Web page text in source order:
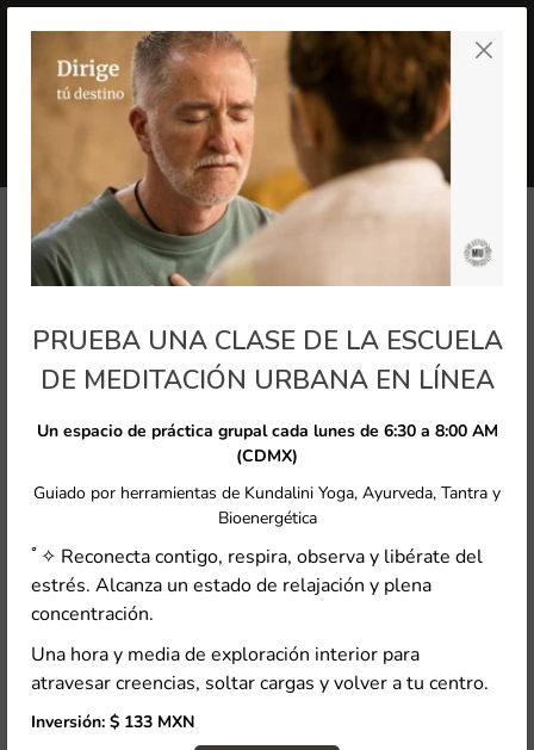
al contenido
INICIAR SESIÓN /REGÍSTRATE
PRUEBA UNA CLASE DE LA ESCUELA
DE MEDITACIÓN URBANA EN LÍNEA
Un espacio de práctica grupal cada lunes de 6:30 a 8:00 AM
(CDMX)
Guiado por herramientas de Kundalini Yoga, Ayurveda, Tantra y
Bioenergética
ﾟ✧ Reconecta contigo, respira, observa y libérate del
estrés. Alcanza un estado de relajación y plena
concentración.
Una hora y media de exploración interior para
atravesar creencias, soltar cargas y volver a tu centro.
Inversión: $ 133 MXN